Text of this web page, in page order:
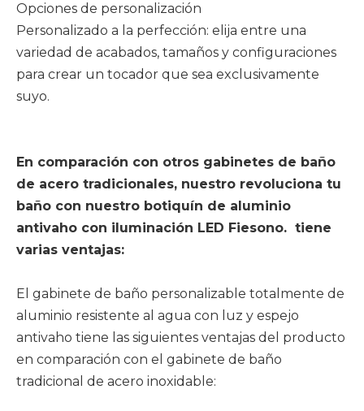
Opciones de personalización
Personalizado a la perfección: elija entre una
variedad de acabados, tamaños y configuraciones
para crear un tocador que sea exclusivamente
suyo.
En comparación con otros gabinetes de baño
de acero tradicionales, nuestro revoluciona tu
baño con nuestro botiquín de aluminio
antivaho con iluminación LED Fiesono. tiene
varias ventajas:
El gabinete de baño personalizable totalmente de
aluminio resistente al agua con luz y espejo
antivaho tiene las siguientes ventajas del producto
en comparación con el gabinete de baño
tradicional de acero inoxidable: